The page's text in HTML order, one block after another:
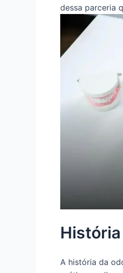
dessa parceria
A história da